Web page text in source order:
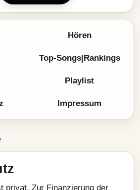
Hören
Top-Songs|Rankings
Playlist
Impressum
privat. Zur Finanzierung der